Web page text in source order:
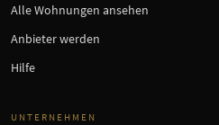
Alle Wohnungen ansehen
Anbieter werden
Hilfe
UNTERNEHMEN